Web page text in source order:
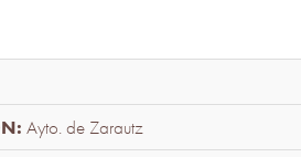
Ayto. de Zarautz